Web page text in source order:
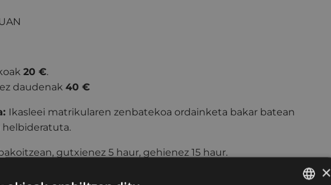
20 €.
daudenak 40 €
Ikasleei matrikularen zenbatekoa ordainketa bakar batean
helbideratuta.
gutxienez 5 haur, gehienez 15 haur.
abenduaren×